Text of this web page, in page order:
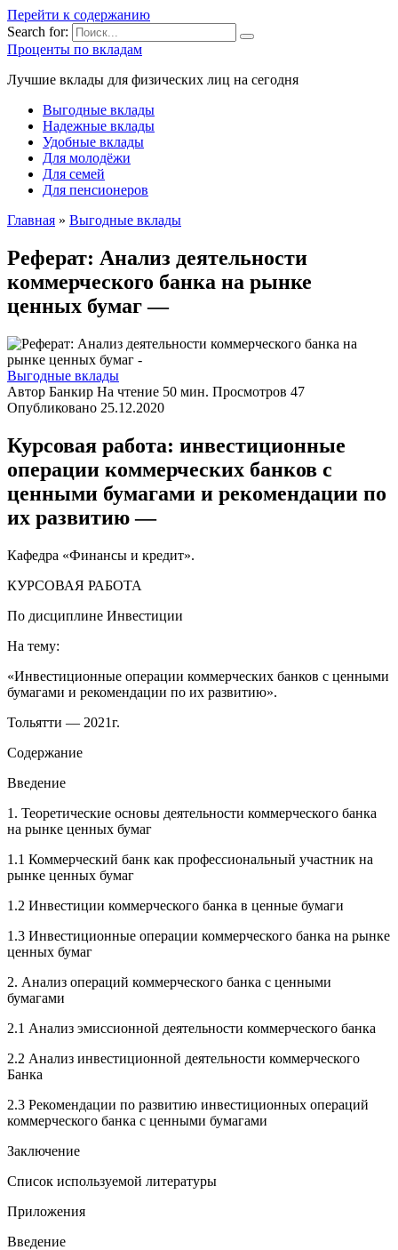
Перейти к содержанию
Search for:
Проценты по вкладам
Лучшие вклады для физических лиц на сегодня
Выгодные вклады
Надежные вклады
Удобные вклады
Для молодёжи
Для семей
Для пенсионеров
Главная » Выгодные вклады
Реферат: Анализ деятельности
коммерческого банка на рынке
ценных бумаг —
Выгодные вклады
Автор Банкир На чтение 50 мин. Просмотров 47
Опубликовано 25.12.2020
Курсовая работа: инвестиционные
операции коммерческих банков с
ценными бумагами и рекомендации по
их развитию —
Кафедра «Финансы и кредит».
КУРСОВАЯ РАБОТА
По дисциплине Инвестиции
На тему:
«Инвестиционные операции коммерческих банков с ценными
бумагами и рекомендации по их развитию».
Тольятти — 2021г.
Содержание
Введение
1. Теоретические основы деятельности коммерческого банка
на рынке ценных бумаг
1.1 Коммерческий банк как профессиональный участник на
рынке ценных бумаг
1.2 Инвестиции коммерческого банка в ценные бумаги
1.3 Инвестиционные операции коммерческого банка на рынке
ценных бумаг
2. Анализ операций коммерческого банка с ценными
бумагами
2.1 Анализ эмиссионной деятельности коммерческого банка
2.2 Анализ инвестиционной деятельности коммерческого
Банка
2.3 Рекомендации по развитию инвестиционных операций
коммерческого банка с ценными бумагами
Заключение
Список используемой литературы
Приложения
Введение